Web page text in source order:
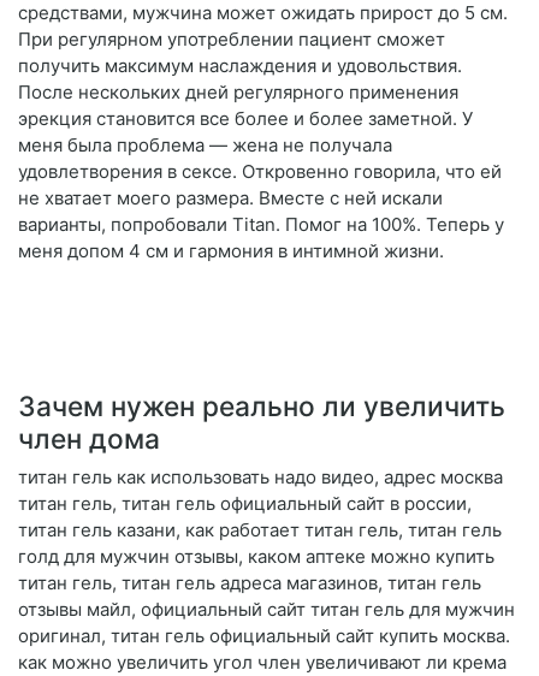
средствами, мужчина может ожидать прирост до 5 см.
При регулярном употреблении пациент сможет
получить максимум наслаждения и удовольствия.
После нескольких дней регулярного применения
эрекция становится все более и более заметной. У
меня была проблема — жена не получала
удовлетворения в сексе. Откровенно говорила, что ей
не хватает моего размера. Вместе с ней искали
варианты, попробовали Titan. Помог на 100%. Теперь у
меня допом 4 см и гармония в интимной жизни.
Зачем нужен реально ли увеличить
член дома
титан гель как использовать надо видео, адрес москва
титан гель, титан гель официальный сайт в россии,
титан гель казани, как работает титан гель, титан гель
голд для мужчин отзывы, каком аптеке можно купить
титан гель, титан гель адреса магазинов, титан гель
отзывы майл, официальный сайт титан гель для мужчин
оригинал, титан гель официальный сайт купить москва.
как можно увеличить угол член увеличивают ли крема